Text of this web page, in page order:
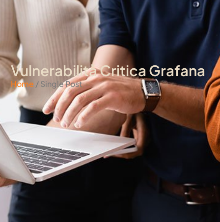
Vulnerabilità Critica Grafana
Home / Single Post